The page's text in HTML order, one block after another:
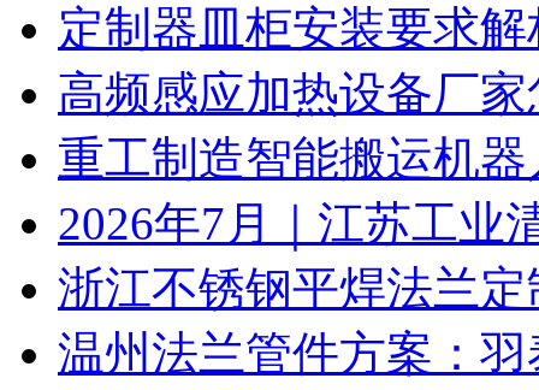
定制器皿柜安装要求
高频感应加热设备厂
重工制造智能搬运机
2026年7月｜江苏工业
浙江不锈钢平焊法兰
温州法兰管件方案：